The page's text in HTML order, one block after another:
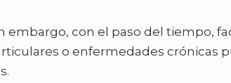
embargo, con el paso del tiempo,
o enfermedades crónicas